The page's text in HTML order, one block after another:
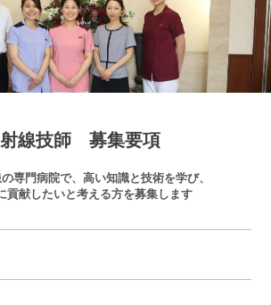
線技師 募集要項
専門病院で、高い知識と技術を学び、
貢献したいと考える方を募集します